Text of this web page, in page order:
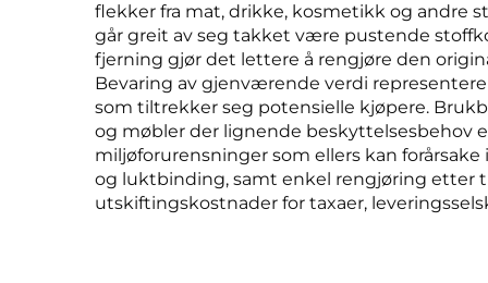
flekker fra mat, drikke, kosmetikk og andre
går greit av seg takket være pustende
fjerning gjør det lettere å rengjøre den
Bevaring av gjenværende verdi
som tiltrekker seg potensielle kjøpere.
og møbler der lignende beskyttelsesbehov
miljøforurensninger som ellers kan
og luktbinding, samt enkel rengjøring etter
utskiftingskostnader for taxaer,